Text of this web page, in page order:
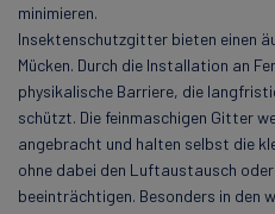
minimieren.
Insektenschutzgitter bieten einen
Mücken. Durch die Installation an
physikalische Barriere, die
schützt. Die feinmaschigen Gitter
angebracht und halten selbst die
ohne dabei den Luftaustausch
beeinträchtigen. Besonders in den